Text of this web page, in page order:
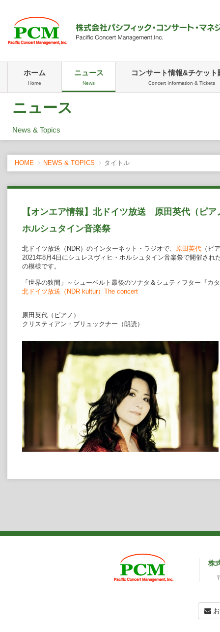
ホーム
Home
ニュース
News
コンサート情報&チケット
Concert Information & Tickets
ニュース
News & Topics
HOME NEWS & TOPICS タイトル
【オンエア情報】北ドイツ放送 原田英代（ピア
ホルシュタイン音楽祭
北ドイツ放送（NDR）のインターネット・ラジオで、 原田英代 （ピ
2021年8月4日にシュレスヴィヒ・ホルシュタイン音楽祭で開催され
の模様です。
「世界の狭間」～シューベルト最後のソナタ＆シュティフター『カ
北ドイツ放送（NDR kultur）The concert
原田英代（ピアノ）
クリスティアン・ブリュックナー（朗読）
株